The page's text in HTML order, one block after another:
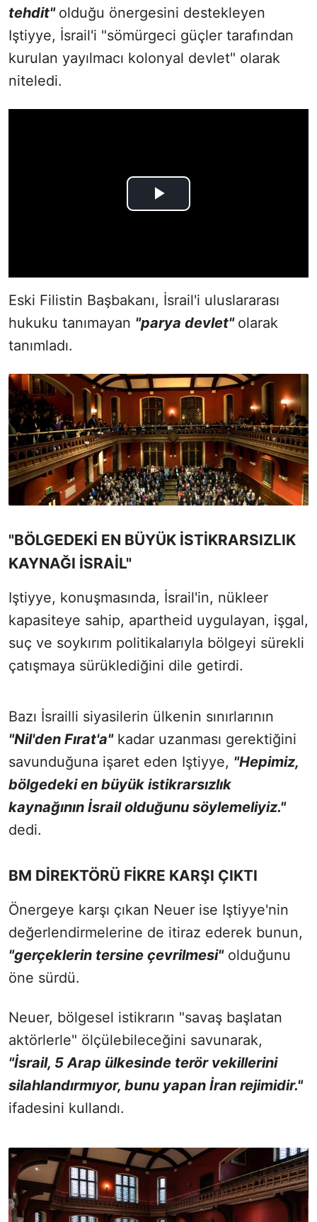
tehdit" olduğu önergesini destekleyen
Iştiyye, İsrail'i "sömürgeci güçler tarafından
kurulan yayılmacı kolonyal devlet" olarak
niteledi.
Eski Filistin Başbakanı, İsrail'i uluslararası
hukuku tanımayan "parya devlet" olarak
tanımladı.
"BÖLGEDEKİ EN BÜYÜK İSTİKRARSIZLIK
KAYNAĞI İSRAİL"
Iştiyye, konuşmasında, İsrail'in, nükleer
kapasiteye sahip, apartheid uygulayan, işgal,
suç ve soykırım politikalarıyla bölgeyi sürekli
çatışmaya sürüklediğini dile getirdi.
Bazı İsrailli siyasilerin ülkenin sınırlarının
"Nil'den Fırat'a"kadar uzanması gerektiğini
savunduğuna işaret eden Iştiyye, "Hepimiz,
bölgedeki en büyük istikrarsızlık
kaynağının İsrail olduğunu söylemeliyiz."
dedi.
BM DİREKTÖRÜ FİKRE KARŞI ÇIKTI
Önergeye karşı çıkan Neuer ise Iştiyye'nin
değerlendirmelerine de itiraz ederek bunun,
"gerçeklerin tersine çevrilmesi"olduğunu
öne sürdü.
Neuer, bölgesel istikrarın "savaş başlatan
aktörlerle" ölçülebileceğini savunarak,
"İsrail, 5 Arap ülkesinde terör vekillerini
silahlandırmıyor, bunu yapan İran rejimidir."
ifadesini kullandı.